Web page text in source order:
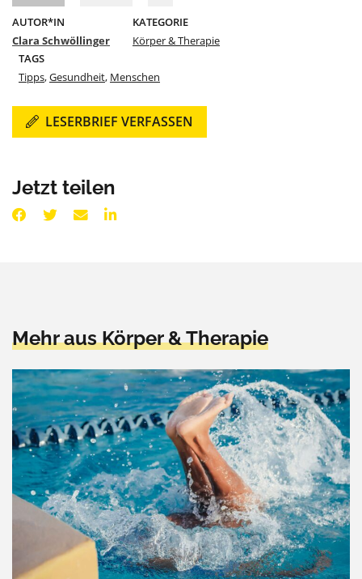
AUTOR*IN
Clara Schwöllinger
KATEGORIE
Körper & Therapie
TAGS
Tipps,Gesundheit, Menschen
LESERBRIEF VERFASSEN
Jetzt teilen
Mehr aus Körper & Therapie